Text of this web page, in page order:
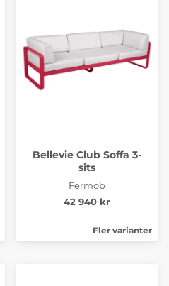
Bellevie Club Soffa 3-
sits
Fermob
42 940 kr
Fler varianter